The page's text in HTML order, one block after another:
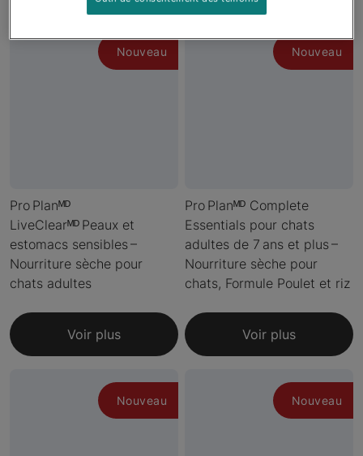
Nouveau
Pro Planᴹᴰ
LiveClearᴹᴰ Peaux et
estomacs sensibles –
Nourriture sèche pour
chats adultes
Voir plus
Nouveau
Pro Planᴹᴰ Complete
Essentials pour chats
adultes de 7 ans et plus –
Nourriture sèche pour
chats, Formule Poulet et riz
Voir plus
Nouveau Nouveau